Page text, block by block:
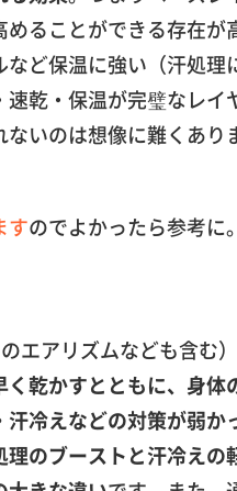
ることができる存在が
ど保温に強い（汗処理
乾・保温が完璧なレイ
いのは想像に難くあり
すのでよかったら参考に
エアリズムなども含む）
乾かすとともに、身体
冷えなどの対策が弱か
のブーストと汗冷えの